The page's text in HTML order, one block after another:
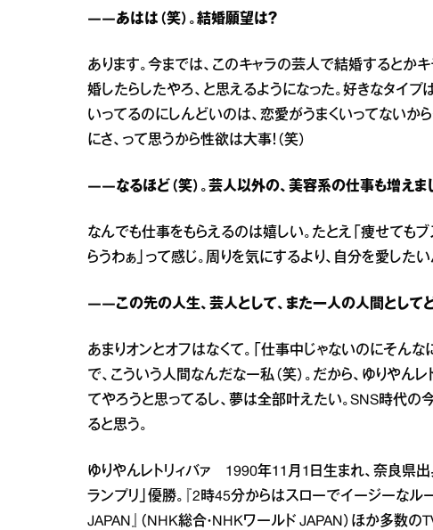
――あはは（笑）。結婚願望は？
あります。今までは、このキャラの芸人で結婚するとか
婚したらしたやろ、と思えるようになった。好きなタイ
いってるのにしんどいのは、恋愛がうまくいってないか
にさ、って思うから性欲は大事！（笑）
――なるほど（笑）。芸人以外の、美容系の仕事も増えま
なんでも仕事をもらえるのは嬉しい。たとえ「痩せても
らうわぁ」って感じ。周りを気にするより、自分を愛したい
――この先の人生、芸人として、また一人の人間として
あまりオンとオフはなくて。「仕事中じゃないのにそん
で、こういう人間なんだなー私（笑）。だから、ゆりやん
てやろうと思ってるし、夢は全部叶えたい。SNS時代の
ると思う。
ゆりやんレトリィバァ 1990年11月1日生まれ、奈良県出
ランプリ」優勝。『2時45分からはスローでイージーなル
JAPAN』（NHK総合・NHKワールド JAPAN）ほか多数